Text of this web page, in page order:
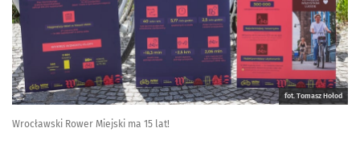
fot. Tomasz Hołod
Wrocławski Rower Miejski ma 15 lat!